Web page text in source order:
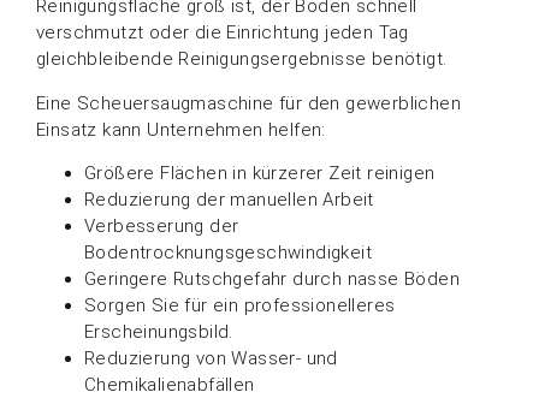
Reinigungsfläche groß ist, der Boden schnell
verschmutzt oder die Einrichtung jeden Tag
gleichbleibende Reinigungsergebnisse benötigt.
Eine Scheuersaugmaschine für den gewerblichen
Einsatz kann Unternehmen helfen:
Größere Flächen in kürzerer Zeit reinigen
Reduzierung der manuellen Arbeit
Verbesserung der
Bodentrocknungsgeschwindigkeit
Geringere Rutschgefahr durch nasse Böden
Sorgen Sie für ein professionelleres
Erscheinungsbild.
Reduzierung von Wasser- und
Chemikalienabfällen